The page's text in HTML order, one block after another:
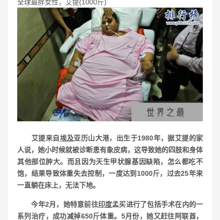
全球最胖女性，艾提(1000斤)
艾提来自埃及亚历山大港，出生于1980年，据艾提的家
人说，她小时候就被诊断患有象皮病，这导致她的四肢和身体
其他部位肿大。而且因为天生甲状腺基因缺陷，怎么都吃不
饱，结果导致体重失去控制，一度达到1000斤，过去25年来
一直躺在床上，无法下地。
今年2月，她特意前往印度孟买进行了包括手术在内的一
系列治疗，成功减掉650斤体重。5月份，她又赶往阿联酋，